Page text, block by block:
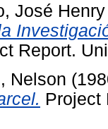
José Henry
Report.
Nelson
Project